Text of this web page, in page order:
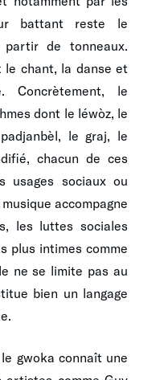
battant reste le
de tonneaux.
le chant, la danse et
Concrètement, le
dont le léwòz, le
le graj, le
chacun de ces
usages sociaux ou
accompagne
les luttes sociales
plus intimes comme
ne se limite pas au
bien un langage
gwoka connaît une